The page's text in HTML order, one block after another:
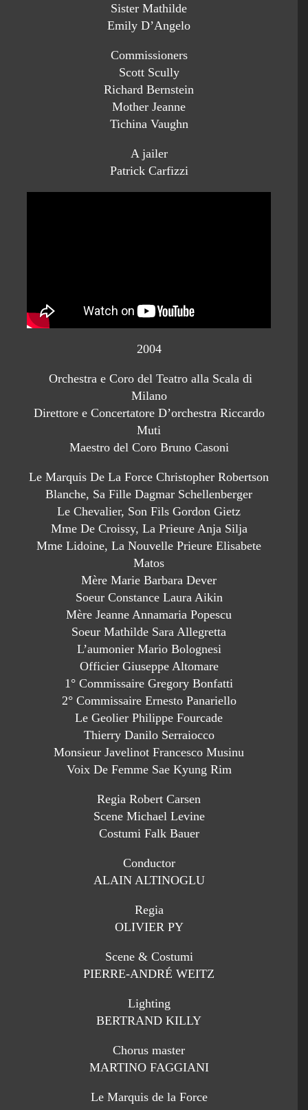
Sister Mathilde
Emily D’Angelo
Commissioners
Scott Scully
Richard Bernstein
Mother Jeanne
Tichina Vaughn
A jailer
Patrick Carfizzi
2004
Orchestra e Coro del Teatro alla Scala di
Milano
Direttore e Concertatore D’orchestra Riccardo
Muti
Maestro del Coro Bruno Casoni
Le Marquis De La Force Christopher Robertson
Blanche, Sa Fille Dagmar Schellenberger
Le Chevalier, Son Fils Gordon Gietz
Mme De Croissy, La Prieure Anja Silja
Mme Lidoine, La Nouvelle Prieure Elisabete
Matos
Mère Marie Barbara Dever
Soeur Constance Laura Aikin
Mère Jeanne Annamaria Popescu
Soeur Mathilde Sara Allegretta
L’aumonier Mario Bolognesi
Officier Giuseppe Altomare
1° Commissaire Gregory Bonfatti
2° Commissaire Ernesto Panariello
Le Geolier Philippe Fourcade
Thierry Danilo Serraiocco
Monsieur Javelinot Francesco Musinu
Voix De Femme Sae Kyung Rim
Regia Robert Carsen
Scene Michael Levine
Costumi Falk Bauer
Conductor
ALAIN ALTINOGLU
Regia
OLIVIER PY
Scene & Costumi
PIERRE-ANDRÉ WEITZ
Lighting
BERTRAND KILLY
Chorus master
MARTINO FAGGIANI
Le Marquis de la Force